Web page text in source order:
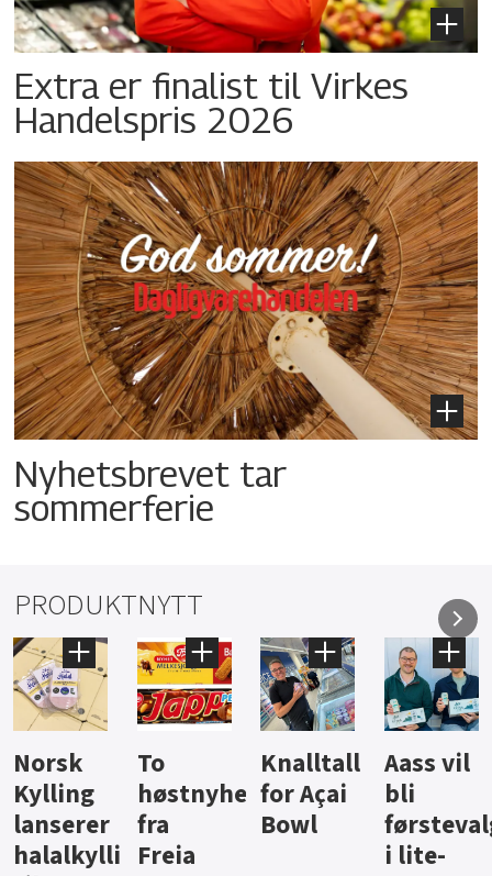
Extra er finalist til Virkes
Handelspris 2026
Nyhetsbrevet tar
sommerferie
PRODUKTNYTT
Knalltall
for Açai
Bowl
Aass vil
bli
førstevalg
i lite-
Brus og
jus fra
Berentsen
Hard
iste fra
Hansa